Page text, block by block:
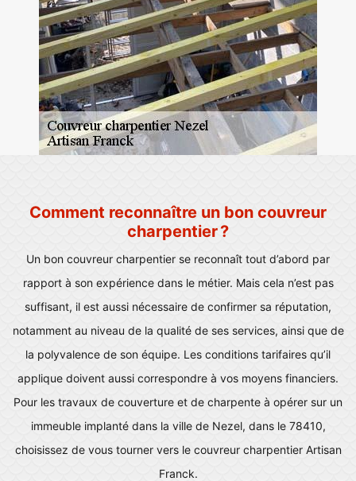
Comment reconnaître un bon couvreur
charpentier ?
Un bon couvreur charpentier se reconnaît tout d’abord par
rapport à son expérience dans le métier. Mais cela n’est pas
suffisant, il est aussi nécessaire de confirmer sa réputation,
notamment au niveau de la qualité de ses services, ainsi que de
la polyvalence de son équipe. Les conditions tarifaires qu’il
applique doivent aussi correspondre à vos moyens financiers.
Pour les travaux de couverture et de charpente à opérer sur un
immeuble implanté dans la ville de Nezel, dans le 78410,
choisissez de vous tourner vers le couvreur charpentier Artisan
Franck.